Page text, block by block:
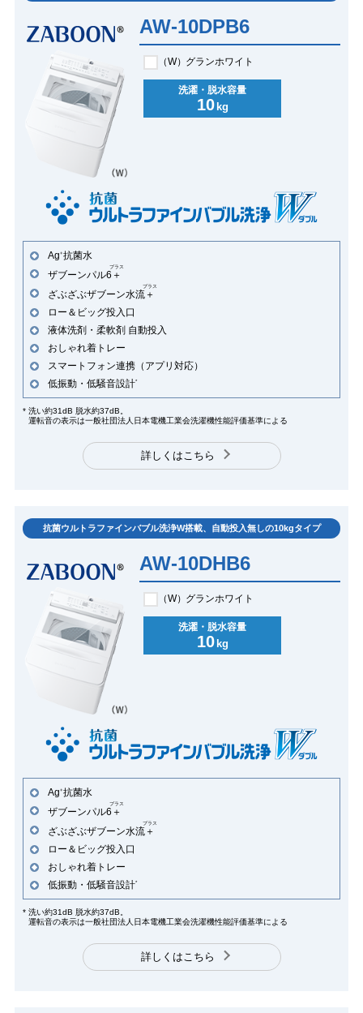
AW-10DPB6
（W）グランホワイト
洗濯・脱水容量
10 kg
Ag+抗菌水
ザブーンパル6 ＋
プラス
ざぶざぶザブーン水流 ＋
プラス
ロー＆ビッグ投入口
液体洗剤・柔軟剤 自動投入
おしゃれ着トレー
スマートフォン連携（アプリ対応）
低振動・低騒音設計*
* 洗い約31dB 脱水約37dB。
運転音の表示は一般社団法人日本電機工業会洗濯機性能評価基準による
詳しくはこちら
抗菌ウルトラファインバブル洗浄W搭載、自動投入無しの10kgタイプ
AW-10DHB6
（W）グランホワイト
洗濯・脱水容量
10 kg
Ag+抗菌水
ザブーンパル6 ＋
プラス
ざぶざぶザブーン水流 ＋
プラス
ロー＆ビッグ投入口
おしゃれ着トレー
低振動・低騒音設計*
* 洗い約31dB 脱水約37dB。
運転音の表示は一般社団法人日本電機工業会洗濯機性能評価基準による
詳しくはこちら